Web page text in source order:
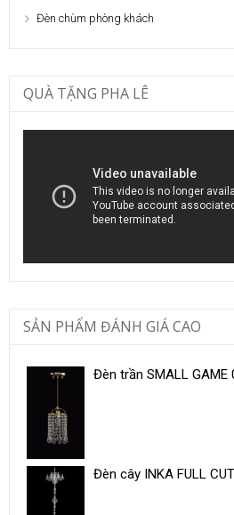
Đèn chùm phòng khách
QUÀ TẶNG PHA LÊ
SẢN PHẨM ĐÁNH GIÁ CAO
Đèn trần SMALL GAME
Đèn cây INKA FULL